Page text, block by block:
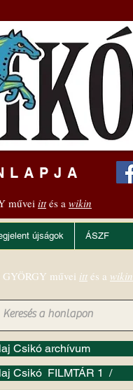
műveiittés a wikin
újságok ÁSZF
Csikó archívum
Csikó FILMTÁR 1 /
művei itt és a wikin